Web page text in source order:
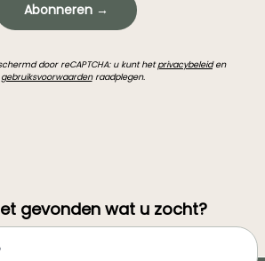
Abonneren →
door reCAPTCHA: u kunt hetprivacybeleiden
raadplegen.
gevonden wat u zocht?